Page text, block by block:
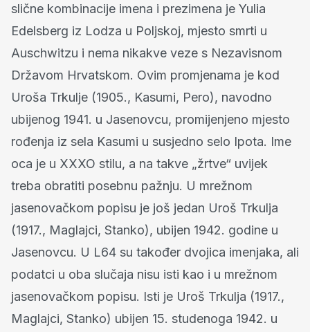
slične kombinacije imena i prezimena je Yulia
Edelsberg iz Lodza u Poljskoj, mjesto smrti u
Auschwitzu i nema nikakve veze s Nezavisnom
Državom Hrvatskom. Ovim promjenama je kod
Uroša Trkulje (1905., Kasumi, Pero), navodno
ubijenog 1941. u Jasenovcu, promijenjeno mjesto
rođenja iz sela Kasumi u susjedno selo Ipota. Ime
oca je u XXXO stilu, a na takve „žrtve“ uvijek
treba obratiti posebnu pažnju. U mrežnom
jasenovačkom popisu je još jedan Uroš Trkulja
(1917., Maglajci, Stanko), ubijen 1942. godine u
Jasenovcu. U L64 su također dvojica imenjaka, ali
podatci u oba slučaja nisu isti kao i u mrežnom
jasenovačkom popisu. Isti je Uroš Trkulja (1917.,
Maglajci, Stanko) ubijen 15. studenoga 1942. u